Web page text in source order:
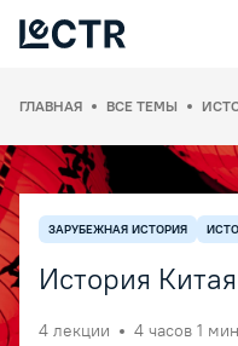
ГЛАВНАЯ ВСЕ ТЕМЫ
ЗАРУБЕЖНАЯ ИСТОРИЯ
История
4 лекции
4 часов 1